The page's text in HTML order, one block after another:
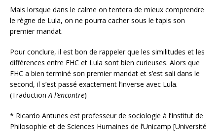
Mais lorsque dans le calme on tentera de mieux comprendre
le règne de Lula, on ne pourra cacher sous le tapis son
premier mandat.
Pour conclure, il est bon de rappeler que les similitudes et les
différences entre FHC et Lula sont bien curieuses. Alors que
FHC a bien terminé son premier mandat et s’est sali dans le
second, il s’est passé exactement l’inverse avec Lula.
(TraductionA l’encontre)
* Ricardo Antunes est professeur de sociologie à l’Institut de
Philosophie et de Sciences Humaines de l’Unicamp [Université